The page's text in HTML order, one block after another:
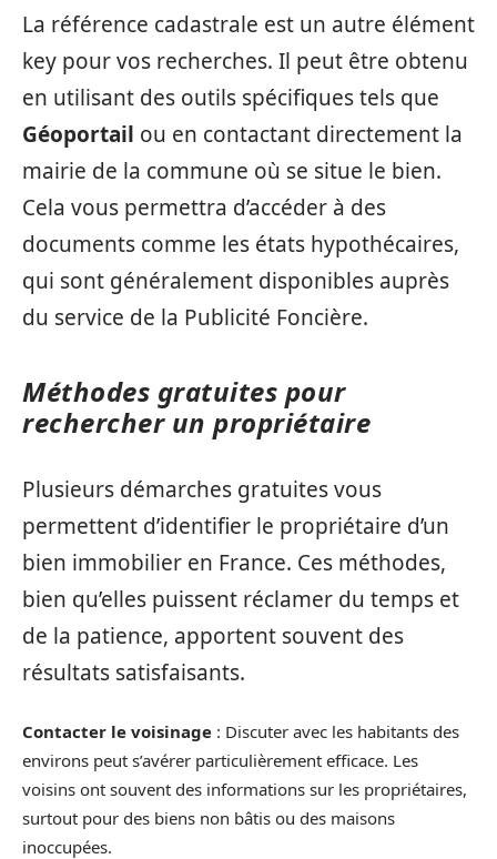
La référence cadastrale est un autre élément
key pour vos recherches. Il peut être obtenu
en utilisant des outils spécifiques tels que
Géoportail ou en contactant directement la
mairie de la commune où se situe le bien.
Cela vous permettra d’accéder à des
documents comme les états hypothécaires,
qui sont généralement disponibles auprès
du service de la Publicité Foncière.
Méthodes gratuites pour
rechercher un propriétaire
Plusieurs démarches gratuites vous
permettent d’identifier le propriétaire d’un
bien immobilier en France. Ces méthodes,
bien qu’elles puissent réclamer du temps et
de la patience, apportent souvent des
résultats satisfaisants.
Contacter le voisinage : Discuter avec les habitants des
environs peut s’avérer particulièrement efficace. Les
voisins ont souvent des informations sur les propriétaires,
surtout pour des biens non bâtis ou des maisons
inoccupées.